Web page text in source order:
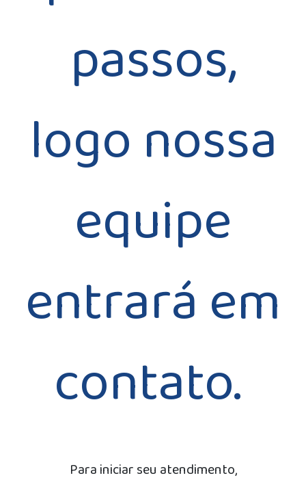
passos,
logo nossa
equipe
entrará em
contato.
Para iniciar seu atendimento,